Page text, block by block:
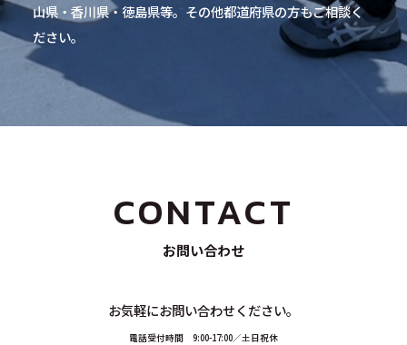
山県・香川県・徳島県等。その他都道府県の方もご相談く
ださい。
CONTACT
お問い合わせ
お気軽にお問い合わせください。
電話受付時間 9:00-17:00／土日祝休